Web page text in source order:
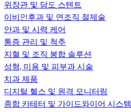
위장관 및 담도 스텐트
이비인후과 및 연조직 절제술
안과 및 시력 케어
통증 관리 및 척추
지혈 및 조직 봉합 솔루션
성형, 미용 및 피부과 시술
치과 제품
디지털 헬스 및 원격 모니터링
종합 카테터 및 가이드와이어 시스템